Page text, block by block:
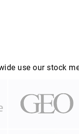
use our stock